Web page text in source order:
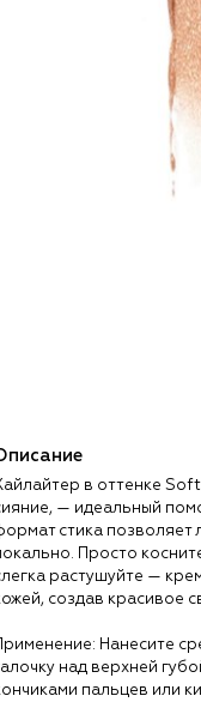
в оттенке
— идеальный
стика позволяет
Просто
растушуйте —
создав красивое
Применение: Нанесите
над верхней
пальцев или